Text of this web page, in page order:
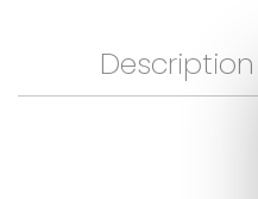
Description